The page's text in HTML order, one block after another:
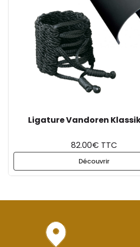
Ligature Vandoren
82.00€ TTC
Découvrir